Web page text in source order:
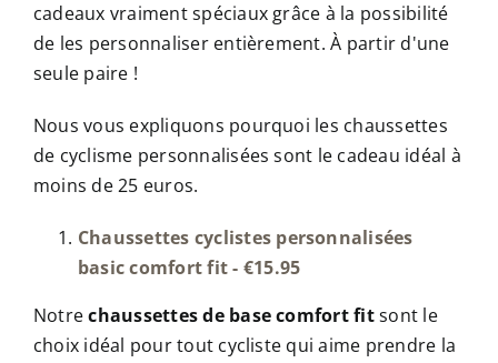
cadeaux vraiment spéciaux grâce à la possibilité
de les personnaliser entièrement. À partir d'une
seule paire !
Nous vous expliquons pourquoi les chaussettes
de cyclisme personnalisées sont le cadeau idéal à
moins de 25 euros.
Chaussettes cyclistes personnalisées
basic comfort fit - €15.95
Notrechaussettes de base comfort fitsont le
choix idéal pour tout cycliste qui aime prendre la